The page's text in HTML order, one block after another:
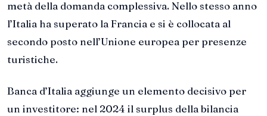
metà della domanda complessiva. Nello stesso anno
l’Italia ha superato la Francia e si è collocata al
secondo posto nell’Unione europea per presenze
turistiche.
Banca d’Italia aggiunge un elemento decisivo per
un investitore: nel 2024 il surplus della bilancia